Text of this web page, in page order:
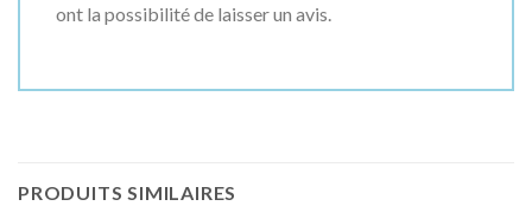
ont la possibilité de laisser un avis.
PRODUITS SIMILAIRES